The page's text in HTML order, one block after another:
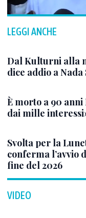
LEGGI ANCHE
Dal Kulturni alla
dice addio a Nada
È morto a 90
dai mille
Svolta per la
conferma l’avvio
fine del 2026
VIDEO